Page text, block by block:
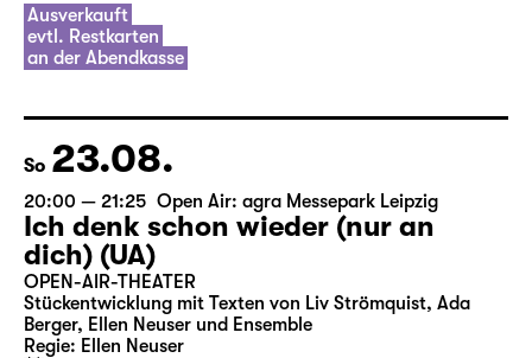
Ausverkauft
evtl. Restkarten
an der Abendkasse
So 23.08.
20:00 — 21:25 Open Air: agra Messepark Leipzig
Ich denk schon wieder (nur an
dich) (UA)
OPEN-AIR-THEATER
Stückentwicklung mit Texten von Liv Strömquist, Ada
Berger, Ellen Neuser und Ensemble
Regie: Ellen Neuser